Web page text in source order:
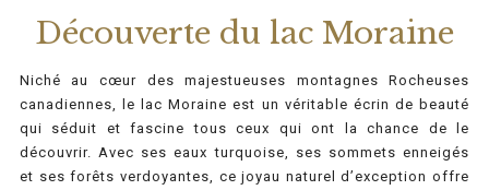
Découverte du lac Moraine
Niché au cœur des majestueuses montagnes Rocheuses
canadiennes, le lac Moraine est un véritable écrin de beauté
qui séduit et fascine tous ceux qui ont la chance de le
découvrir. Avec ses eaux turquoise, ses sommets enneigés
et ses forêts verdoyantes, ce joyau naturel d’exception offre